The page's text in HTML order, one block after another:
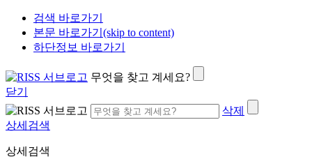
검색 바로가기
본문 바로가기(skip to content)
하단정보 바로가기
무엇을 찾고 계세요?
닫기
삭제
상세검색
상세검색